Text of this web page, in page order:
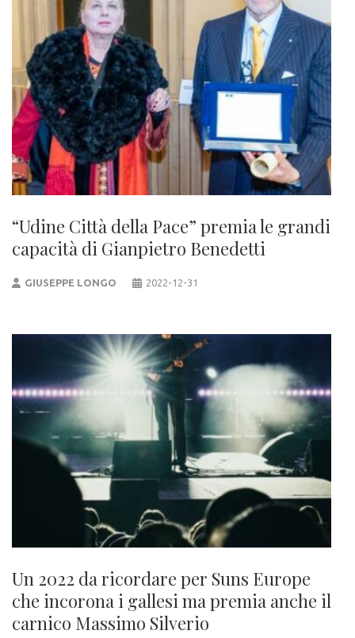
“Udine Città della Pace” premia le grandi
capacità di Gianpietro Benedetti
GIUSEPPE LONGO 2022-12-31
Un 2022 da ricordare per Suns Europe
che incorona i gallesi ma premia anche il
carnico Massimo Silverio